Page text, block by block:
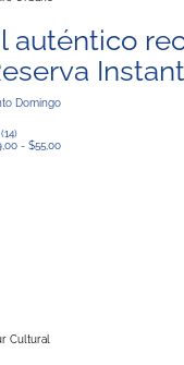
auténtico
Domingo
(14)
- $55,00
Cultural